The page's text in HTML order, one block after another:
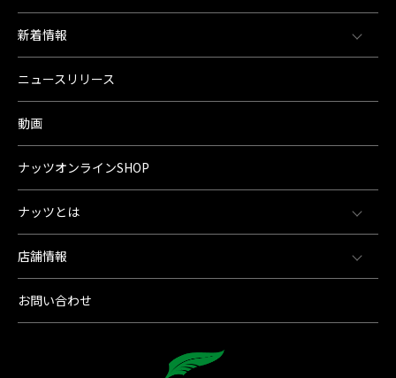
新着情報
ニュースリリース
動画
ナッツオンラインSHOP
ナッツとは
店舗情報
お問い合わせ